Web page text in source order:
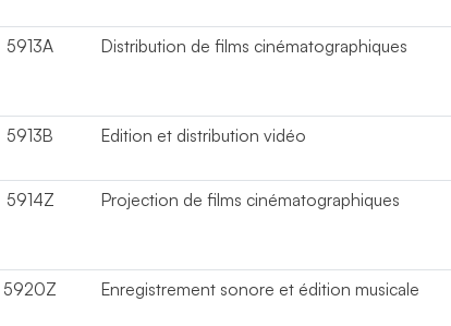
5913A
Distribution de films cinématographiques
5913B
Edition et distribution vidéo
5914Z
Projection de films cinématographiques
5920Z
Enregistrement sonore et édition musicale